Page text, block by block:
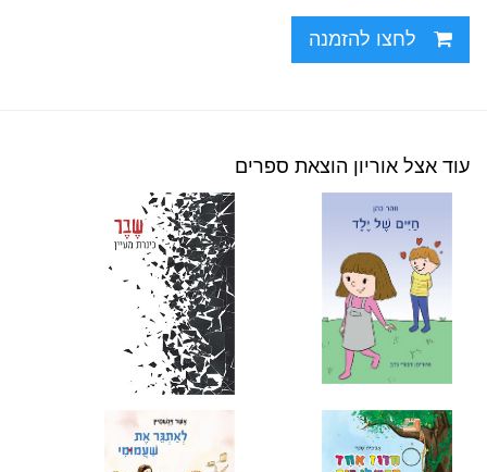
לחצו להזמנה
עוד אצל אוריון הוצאת ספרים